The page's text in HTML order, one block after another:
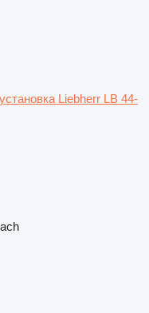
Liebherr LB 44-